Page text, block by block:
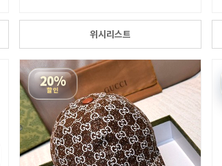
위시리스트
20%
할인